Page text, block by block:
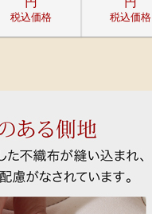
税込価格 税込価格